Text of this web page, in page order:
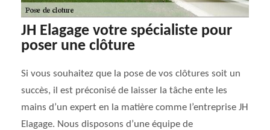
JH Elagage votre spécialiste pour
poser une clôture
Si vous souhaitez que la pose de vos clôtures soit un
succès, il est préconisé de laisser la tâche ente les
mains d’un expert en la matière comme l’entreprise JH
Elagage. Nous disposons d’une équipe de